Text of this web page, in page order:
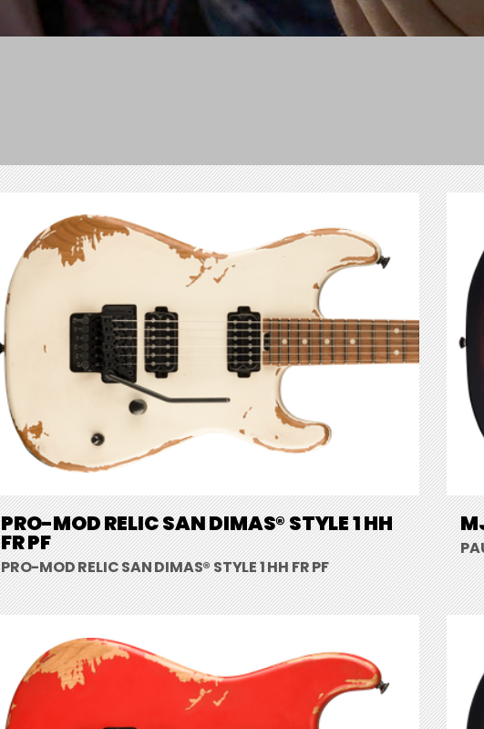
PRO-MOD RELIC SAN DIMAS® STYLE 1 HH
FR PF
PRO-MOD RELIC SAN DIMAS® STYLE 1 HH FR PF